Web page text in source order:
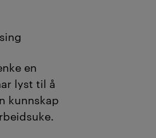
en
lyst til å
kunnskap